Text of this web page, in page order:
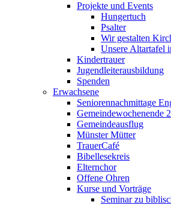
Projekte und Events
Hungertuch
Psalter
Wir gestalten
Unsere Altartafel
Kindertrauer
Jugendleiterausbildung
Spenden
Erwachsene
Seniorennachmittage
Gemeindewochenende
Gemeindeausflug
Münster Mütter
TrauerCafé
Bibellesekreis
Elternchor
Offene Ohren
Kurse und Vorträge
Seminar zu